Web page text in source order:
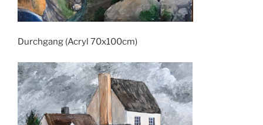
Durchgang (Acryl 70x100cm)